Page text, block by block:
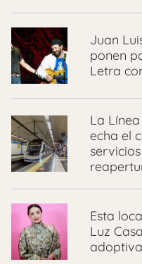
Juan
ponen
Letra
La
echa el
Esta
Luz
adoptiva